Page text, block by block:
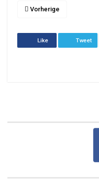
Vorherige
Like Tweet